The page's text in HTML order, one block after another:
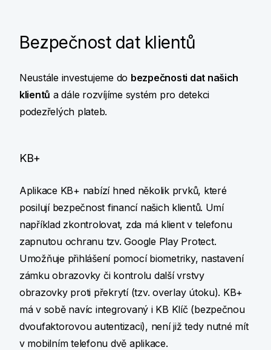
Bezpečnost dat klientů
Neustále investujeme do bezpečnosti dat našich
klientů a dále rozvíjíme systém pro detekci
podezřelých plateb.
KB+
Aplikace KB+ nabízí hned několik prvků, které
posilují bezpečnost financí našich klientů. Umí
například zkontrolovat, zda má klient v telefonu
zapnutou ochranu tzv. Google Play Protect.
Umožňuje přihlášení pomocí biometriky, nastavení
zámku obrazovky či kontrolu další vrstvy
obrazovky proti překrytí (tzv. overlay útoku). KB+
má v sobě navíc integrovaný i KB Klíč (bezpečnou
dvoufaktorovou autentizaci), není již tedy nutné mít
v mobilním telefonu dvě aplikace.